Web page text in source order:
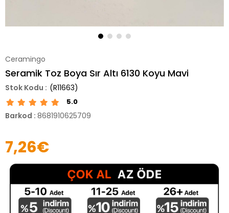
Ceramingo
Seramik Toz Boya Sır Altı 6130 Koyu Mavi
(R11663)
5.0
Barkod : 8681910625709
7,26€